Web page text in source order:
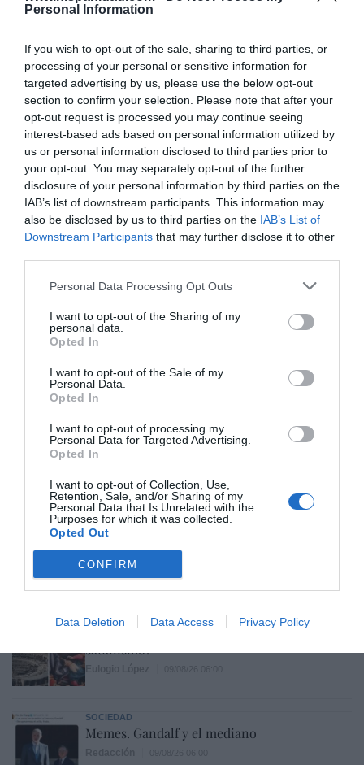
Personal Information
If you wish to opt-out of the sale, sharing to third parties, or
processing of your personal or sensitive information for
targeted advertising by us, please use the below opt-out
section to confirm your selection. Please note that after your
opt-out request is processed you may continue seeing
interest-based ads based on personal information utilized by
us or personal information disclosed to third parties prior to
your opt-out. You may separately opt-out of the further
disclosure of your personal information by third parties on the
IAB’s list of downstream participants. This information may
also be disclosed by us to third parties on the IAB’s List of
Downstream Participants that may further disclose it to other
Personal Data Processing Opt Outs
I want to opt-out of the Sharing of my
personal data.
Opted In
I want to opt-out of the Sale of my
Personal Data.
Opted In
I want to opt-out of processing my
Personal Data for Targeted Advertising.
Opted In
I want to opt-out of Collection, Use,
Retention, Sale, and/or Sharing of my
Personal Data that Is Unrelated with the
Purposes for which it was collected.
Opted Out
CONFIRM
Data Deletion Data Access Privacy Policy
en tu correo lo más destacado de Hispanidad
Tu correo electrónico...
He leído y acepto lascondiciones legales
SOCIEDAD
No se puede dejar sólo al Santísimo... en
ningún caso
Eulogio López 09/08/26 06:00
SOCIEDAD
El poder atrincherado, en La Mareta
Íñigo castellano
SOCIEDAD
¿Tiempos de paganismo o tiempos de
satanismo?
SOCIEDAD
Memes. Gandalf y el mediano